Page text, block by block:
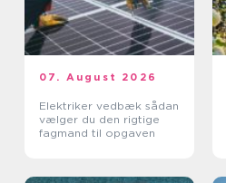
07. August 2026
Elektriker vedbæk sådan
vælger du den rigtige
fagmand til opgaven